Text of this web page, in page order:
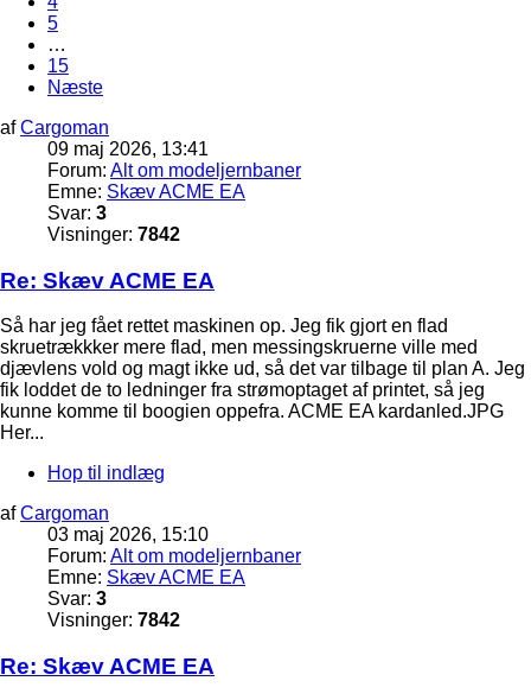
5
…
15
Næste
afCargoman
09 maj 2026, 13:41
Forum: Alt om modeljernbaner
Emne: Skæv ACME EA
Svar: 3
Visninger: 7842
Re: Skæv ACME EA
Så har jeg fået rettet maskinen op. Jeg fik gjort en flad
skruetrækkker mere flad, men messingskruerne ville med
djævlens vold og magt ikke ud, så det var tilbage til plan A. Jeg
fik loddet de to ledninger fra strømoptaget af printet, så jeg
kunne komme til boogien oppefra. ACME EA kardanled.JPG
Her...
Hop til indlæg
afCargoman
03 maj 2026, 15:10
Forum: Alt om modeljernbaner
Emne: Skæv ACME EA
Svar: 3
Visninger: 7842
Re: Skæv ACME EA